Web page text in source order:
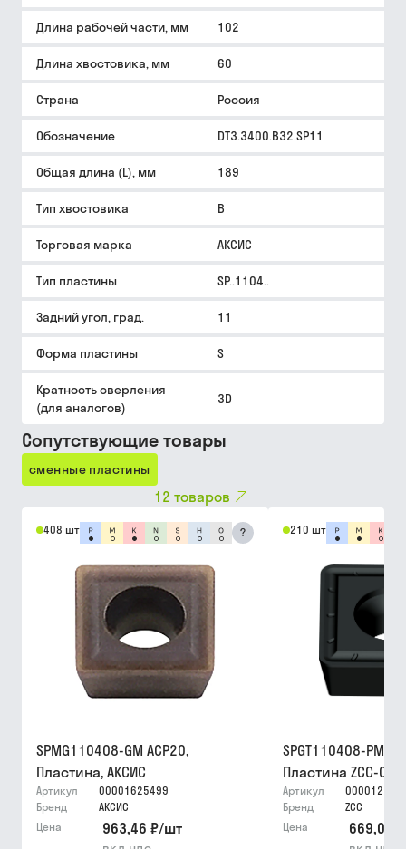
Длина рабочей части, мм 102
Длина хвостовика, мм 60
Страна Россия
Обозначение DT3.3400.B32.SP11
Общая длина (L), мм 189
Тип хвостовика B
Торговая марка АКСИС
Тип пластины SP..1104..
Задний угол, град. 11
Форма пластины S
Кратность сверления
(для аналогов)
3D
Сопутствующие товары
сменные пластины
12 товаров
408 шт ?
SPMG110408-GM ACP20,
Пластина, АКСИС
Артикул
00001625499
Бренд
АКСИС
Цена
963,46 ₽/шт
210 шт
SPGT110408-PM
Пластина ZCC-CT
Артикул
Бренд
ZCC
Цена
669,03 ₽